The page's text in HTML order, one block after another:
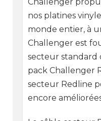
nos platines
monde entier, à
Challenger est
secteur standard
pack Challenger
secteur Redline
encore